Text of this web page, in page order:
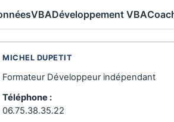
VBADéveloppement VBA
MICHEL DUPETIT
Formateur Développeur indépendant
Téléphone :
06.75.38.35.22